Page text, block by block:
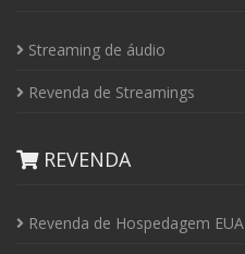
Streaming de áudio
Revenda de Streamings
REVENDA
Revenda de Hospedagem EUA